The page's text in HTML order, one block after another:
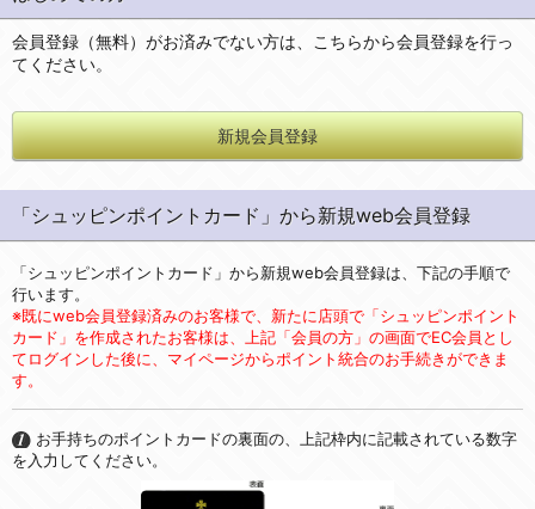
会員登録（無料）がお済みでない方は、こちらから会員登録を行っ
てください。
新規会員登録
「シュッピンポイントカード」から新規web会員登録
「シュッピンポイントカード」から新規web会員登録は、下記の手順で
行います。
※既にweb会員登録済みのお客様で、新たに店頭で「シュッピンポイント
カード」を作成されたお客様は、上記「会員の方」の画面でEC会員とし
てログインした後に、マイページからポイント統合のお手続きができま
す。
お手持ちのポイントカードの裏面の、上記枠内に記載されている数字
を入力してください。